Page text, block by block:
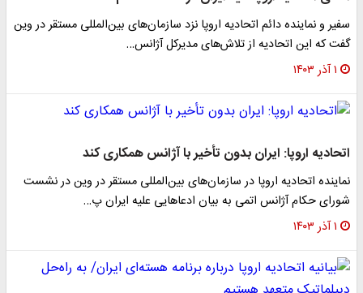
سفیر و نماینده دائم اتحادیه اروپا نزد سازمان‌های بین‌المللی مستقر در وین
گفت که این اتحادیه از تلاش‌های مدیرکل آژانس…
۱ آذر ۱۴۰۳
اتحادیه اروپا: ایران بدون تأخیر با آژانس همکاری کند
نماینده اتحادیه اروپا در سازمان‌های بین‌المللی مستقر در وین در نشست
شورای حکام آژانس اتمی به بیان ادعاهایی علیه ایران پ…
۱ آذر ۱۴۰۳